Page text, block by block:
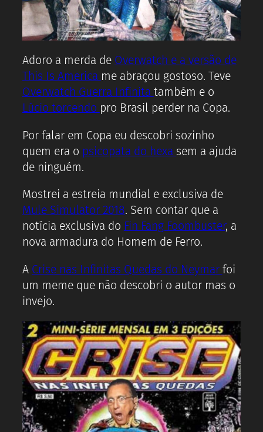
Adoro a merda de Overwatch e a versão de
This Is America me abraçou gostoso. Teve
Overwatch Guerra Infinita também e o
Lúcio torcendo pro Brasil perder na Copa.
Por falar em Copa eu descobri sozinho
quem era o psicopata do hexa sem a ajuda
de ninguém.
Mostrei a estreia mundial e exclusiva de
Mule Simulator 2018. Sem contar que a
notícia exclusiva do Fin Fang Foombuster, a
nova armadura do Homem de Ferro.
A Crise nas Infinitas Quedas do Neymar foi
um meme que não descobri o autor mas o
invejo.